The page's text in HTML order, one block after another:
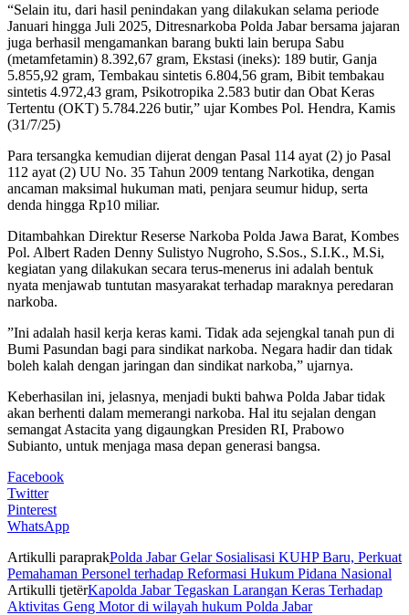
“Selain itu, dari hasil penindakan yang dilakukan selama periode
Januari hingga Juli 2025, Ditresnarkoba Polda Jabar bersama jajaran
juga berhasil mengamankan barang bukti lain berupa Sabu
(metamfetamin) 8.392,67 gram, Ekstasi (ineks): 189 butir, Ganja
5.855,92 gram, Tembakau sintetis 6.804,56 gram, Bibit tembakau
sintetis 4.972,43 gram, Psikotropika 2.583 butir dan Obat Keras
Tertentu (OKT) 5.784.226 butir,” ujar Kombes Pol. Hendra, Kamis
(31/7/25)
Para tersangka kemudian dijerat dengan Pasal 114 ayat (2) jo Pasal
112 ayat (2) UU No. 35 Tahun 2009 tentang Narkotika, dengan
ancaman maksimal hukuman mati, penjara seumur hidup, serta
denda hingga Rp10 miliar.
Ditambahkan Direktur Reserse Narkoba Polda Jawa Barat, Kombes
Pol. Albert Raden Denny Sulistyo Nugroho, S.Sos., S.I.K., M.Si,
kegiatan yang dilakukan secara terus-menerus ini adalah bentuk
nyata menjawab tuntutan masyarakat terhadap maraknya peredaran
narkoba.
”Ini adalah hasil kerja keras kami. Tidak ada sejengkal tanah pun di
Bumi Pasundan bagi para sindikat narkoba. Negara hadir dan tidak
boleh kalah dengan jaringan dan sindikat narkoba,” ujarnya.
Keberhasilan ini, jelasnya, menjadi bukti bahwa Polda Jabar tidak
akan berhenti dalam memerangi narkoba. Hal itu sejalan dengan
semangat Astacita yang digaungkan Presiden RI, Prabowo
Subianto, untuk menjaga masa depan generasi bangsa.
Facebook
Twitter
Pinterest
WhatsApp
Artikulli paraprakPolda Jabar Gelar Sosialisasi KUHP Baru, Perkuat
Pemahaman Personel terhadap Reformasi Hukum Pidana Nasional
Artikulli tjetërKapolda Jabar Tegaskan Larangan Keras Terhadap
Aktivitas Geng Motor di wilayah hukum Polda Jabar